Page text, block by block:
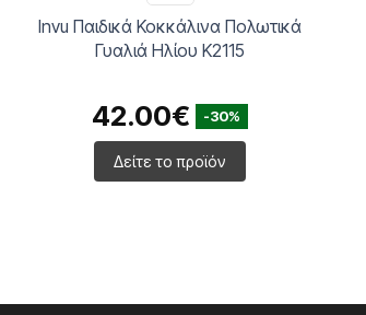
Invu Παιδικά Κοκκάλινα Πολωτικά
Γυαλιά Ηλίου K2115
42.00€ -30%
Δείτε το προϊόν